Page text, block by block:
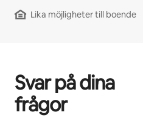
Lika möjligheter till boende
Svar på dina
frågor